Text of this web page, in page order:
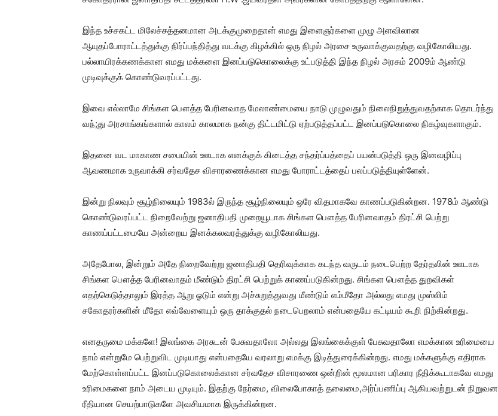
இந்த உச்சகட்ட மிலேச்சத்தனமான அடக்குமுறைதான் எமது இளைஞர்களை முழு அளவிலான
ஆயுதப்போராட்டத்துக்கு நிர்ப்பந்தித்து வடக்கு கிழக்கில் ஒரு நிழல் அரசை உருவாக்குவதற்கு வழிகோலியது.
பல்லாயிரக்கணக்கான எமது மக்களை இனப்படுகொலைக்கு உட்படுத்தி இந்த நிழல் அரசும் 2009ம் ஆண்டு
முடிவுக்குக் கொண்டுவரப்பட்டது.
இவை எல்லாமே சிங்கள பௌத்த பேரினவாத மேலாண்மையை நாடு முழுவதும் நிலைநிறுத்துவதற்காக தொடர்ந்து
வந்;து அரசாங்கங்களால் காலம் காலமாக நன்கு திட்டமிட்டு ஏற்படுத்தப்பட்ட இனப்படுகொலை நிகழ்வுகளாகும்.
இதனை வட மாகாண சபையின் ஊடாக எனக்குக் கிடைத்த சந்தர்ப்பத்தைப் பயன்படுத்தி ஒரு இனவழிப்பு
ஆவணமாக உருவாக்கி சர்வதேச விசாரணைக்கான எமது போராட்டத்தைப் பலப்படுத்தியுள்ளேன்.
இன்று நிலவும் சூழ்நிலையும் 1983ல் இருந்த சூழ்நிலையும் ஒரே விதமாகவே காணப்படுகின்றன. 1978ம் ஆண்டு
கொண்டுவரப்பட்ட நிறைவேற்று ஜனாதிபதி முறையூடாக சிங்கள பௌத்த பேரினவாதம் திரட்சி பெற்று
காணப்பட்டமையே அன்றைய இனக்கலவரத்துக்கு வழிகோலியது.
அதேபோல, இன்றும் அதே நிறைவேற்று ஜனாதிபதி தெரிவுக்காக கடந்த வருடம் நடைபெற்ற தேர்தலின் ஊடாக
சிங்கள பௌத்த பேரினவாதம் மீண்டும் திரட்சி பெற்றுக் காணப்படுகின்றது. சிங்கள பௌத்த துறவிகள்
எதற்கெடுத்தாலும் இரத்த ஆறு ஓடும் என்று அச்சுறுத்துவது மீண்டும் எம்மீதோ அல்லது எமது முஸ்லிம்
சகோதரர்களின் மீதோ எவ்வேளையும் ஒரு தாக்குதல் நடைபெறலாம் என்பதையே கட்டியம் கூறி நிற்கின்றது.
எனதருமை மக்களே! இலங்கை அரசுடன் பேசுவதாலோ அல்லது இலங்கைக்குள் பேசுவதாலோ எமக்கான உரிமையை
நாம் என்றுமே பெற்றுவிட முடியாது என்பதையே வரலாறு எமக்கு இடித்துரைக்கின்றது. எமது மக்களுக்கு எதிராக
மேற்கொள்ளப்பட்ட இனப்படுகொலைக்கான சர்வதேச விசாரணை ஒன்றின் மூலமான பரிகார நீதிக்கூடாகவே எமது
உரிமைகளை நாம் அடைய முடியும். இதற்கு நேர்மை, விலைபோகாத் தலைமை,அர்ப்பணிப்பு ஆகியவற்றுடன் நிறுவன
ரீதியான செயற்பாடுகளே அவசியமாக இருக்கின்றன.